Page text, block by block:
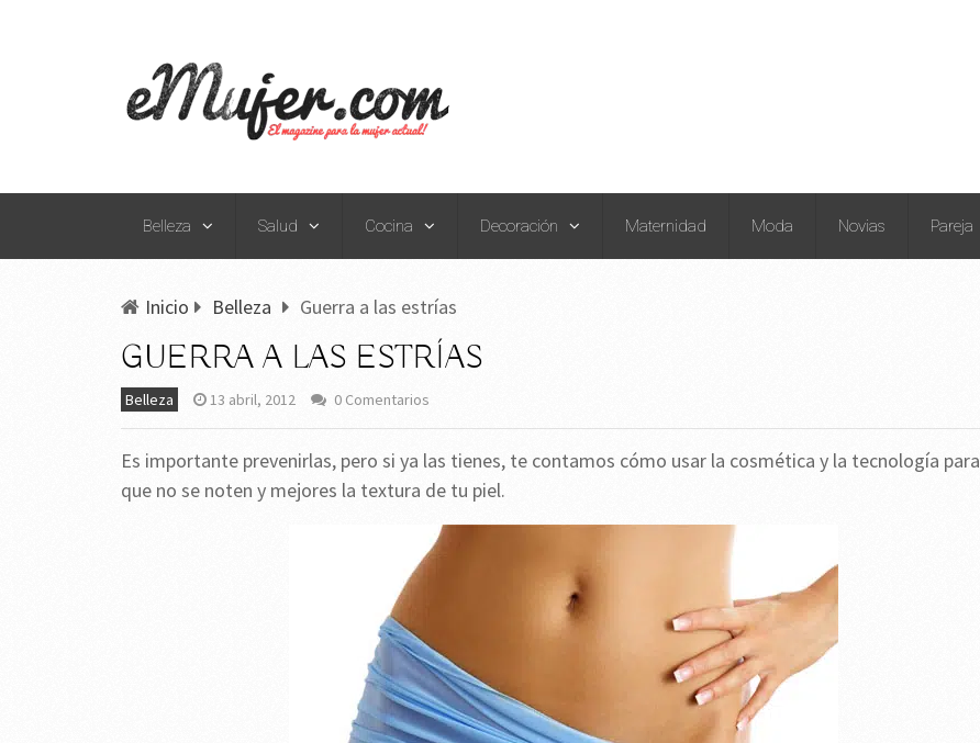
Belleza Salud Cocina Decoración Maternidad Moda Novias Pareja
Inicio Belleza Guerra a las estrías
GUERRA A LAS ESTRÍAS
Belleza 13 abril, 2012 0 Comentarios
Es importante prevenirlas, pero si ya las tienes, te contamos cómo usar la cosmética y la tecnología para
que no se noten y mejores la textura de tu piel.